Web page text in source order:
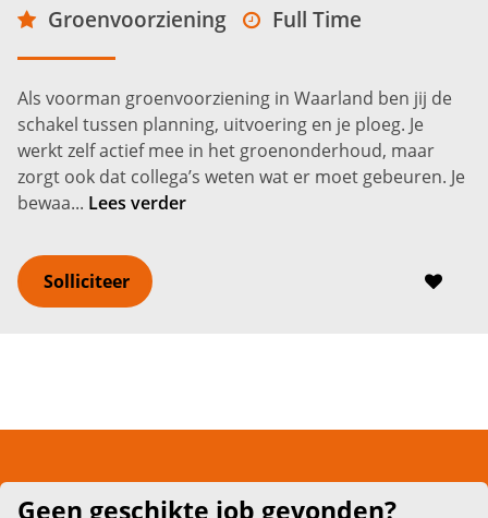
Groenvoorziening
Full Time
MBO
Als voorman groenvoorziening in Waarland ben jij de
schakel tussen planning, uitvoering en je ploeg. Je
werkt zelf actief mee in het groenonderhoud, maar
zorgt ook dat collega’s weten wat er moet gebeuren. Je
bewaa... Lees verder
Solliciteer
Geen geschikte job gevonden?